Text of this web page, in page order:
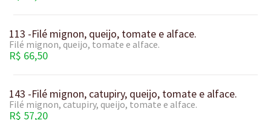
113 -Filé mignon, queijo, tomate e alface.
Filé mignon, queijo, tomate e alface.
R$ 66,50
143 -Filé mignon, catupiry, queijo, tomate e alface.
Filé mignon, catupiry, queijo, tomate e alface.
R$ 57,20